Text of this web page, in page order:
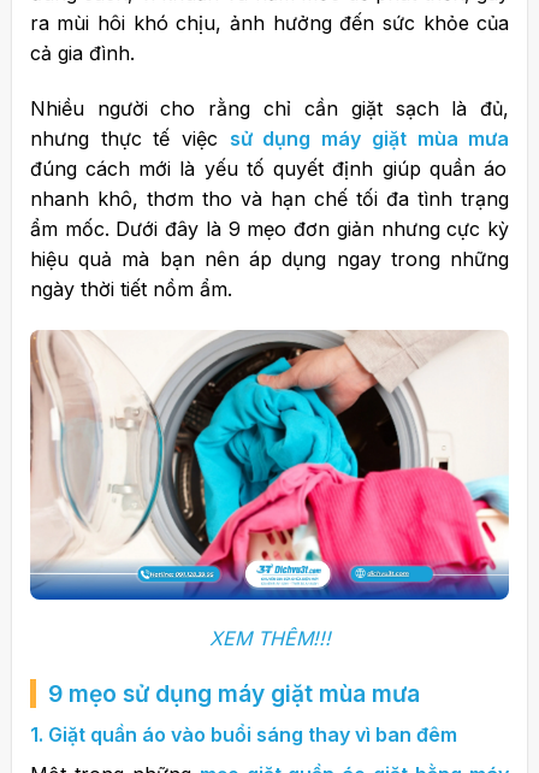
ra mùi hôi khó chịu, ảnh hưởng đến sức khỏe của
cả gia đình.
Nhiều người cho rằng chỉ cần giặt sạch là đủ,
nhưng thực tế việc sử dụng máy giặt mùa mưa
đúng cách mới là yếu tố quyết định giúp quần áo
nhanh khô, thơm tho và hạn chế tối đa tình trạng
ẩm mốc. Dưới đây là 9 mẹo đơn giản nhưng cực kỳ
hiệu quả mà bạn nên áp dụng ngay trong những
ngày thời tiết nồm ẩm.
XEM THÊM!!!
9 mẹo sử dụng máy giặt mùa mưa
1. Giặt quần áo vào buổi sáng thay vì ban đêm